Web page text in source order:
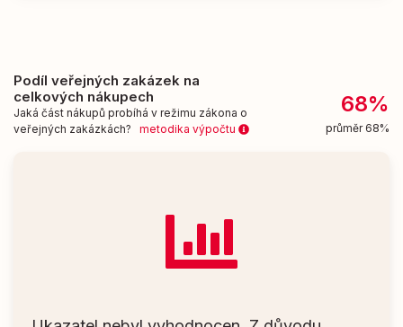
Podíl veřejných zakázek na
celkových nákupech
Jaká část nákupů probíhá v režimu zákona o
veřejných zakázkách? metodika výpočtu
68%
průměr 68%